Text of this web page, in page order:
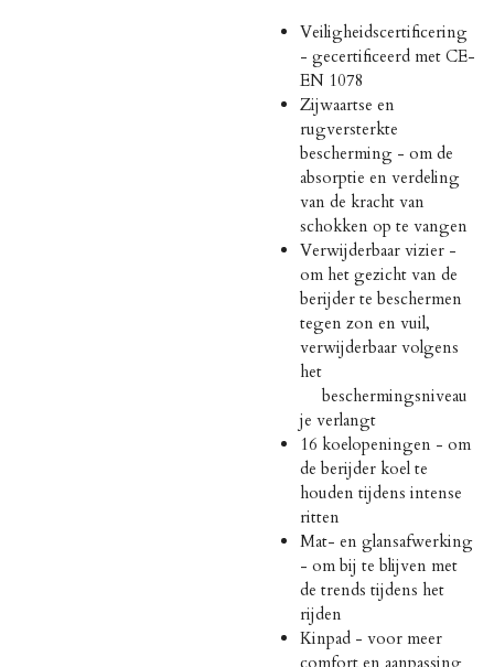
Veiligheidscertificering
- gecertificeerd met CE-
EN 1078
Zijwaartse en
rugversterkte
bescherming - om de
absorptie en verdeling
van de kracht van
schokken op te vangen
Verwijderbaar vizier -
om het gezicht van de
berijder te beschermen
tegen zon en vuil,
verwijderbaar volgens
het
beschermingsniveau
je verlangt
16 koelopeningen - om
de berijder koel te
houden tijdens intense
ritten
Mat- en glansafwerking
- om bij te blijven met
de trends tijdens het
rijden
Kinpad - voor meer